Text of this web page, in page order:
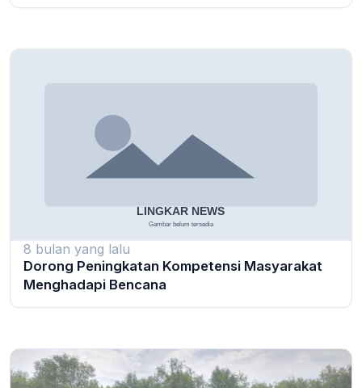
8 bulan yang lalu
Dorong Peningkatan Kompetensi Masyarakat
Menghadapi Bencana